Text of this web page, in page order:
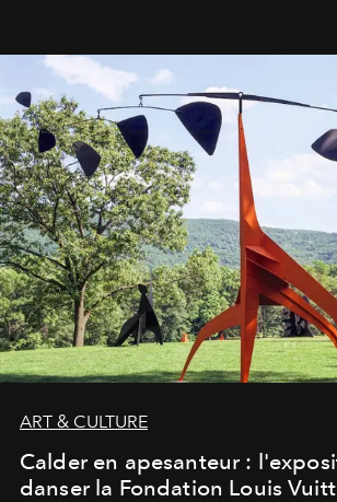
ART & CULTURE
Calder en apesanteur :
danser la Fondation Louis